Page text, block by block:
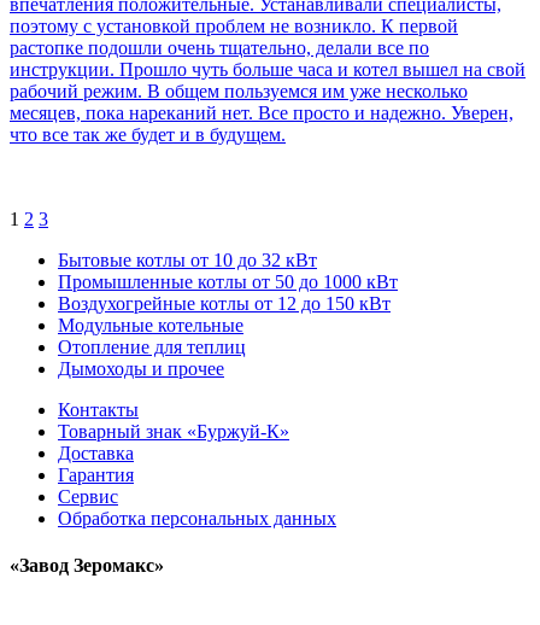
поэтому с установкой проблем не возникло. К первой
растопке подошли очень тщательно, делали все по
инструкции. Прошло чуть больше часа и котел вышел на свой
рабочий режим. В общем пользуемся им уже несколько
месяцев, пока нареканий нет. Все просто и надежно. Уверен,
что все так же будет и в будущем.
1 2 3
Бытовые котлы от 10 до 32 кВт
Промышленные котлы от 50 до 1000 кВт
Воздухогрейные котлы от 12 до 150 кВт
Модульные котельные
Отопление для теплиц
Дымоходы и прочее
Контакты
Товарный знак «Буржуй-К»
Доставка
Гарантия
Сервис
Обработка персональных данных
«Завод Зеромакс»